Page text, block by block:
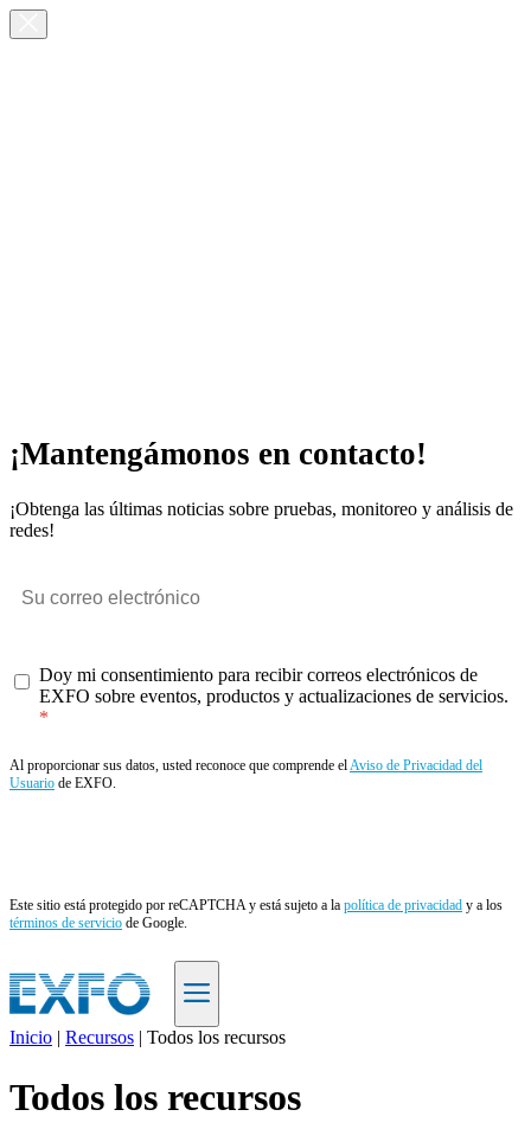
¡Mantengámonos en contacto!
¡Obtenga las últimas noticias sobre pruebas, monitoreo y análisis de
redes!
Doy mi consentimiento para recibir correos electrónicos de
EXFO sobre eventos, productos y actualizaciones de servicios.
Al proporcionar sus datos, usted reconoce que comprende elAviso de Privacidad del
Usuario de EXFO.
Este sitio está protegido por reCAPTCHA y está sujeto a la política de privacidad y a los
términos de servicio de Google.
Productos
Inicio | Recursos | Todos los recursos
Todos los recursos